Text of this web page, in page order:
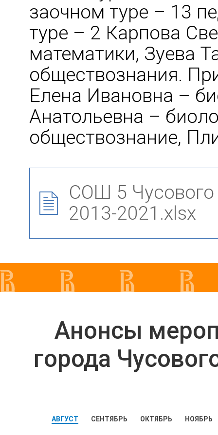
заочном туре – 13
туре – 2 Карпова
математики, Зуева
обществознания.
Елена Ивановна –
Анатольевна –
обществознание,
СОШ 5 Чусового
2013-2021.xlsx
Анонсы
города
АВГУСТ СЕНТЯБРЬ ОКТЯБРЬ НОЯБРЬ